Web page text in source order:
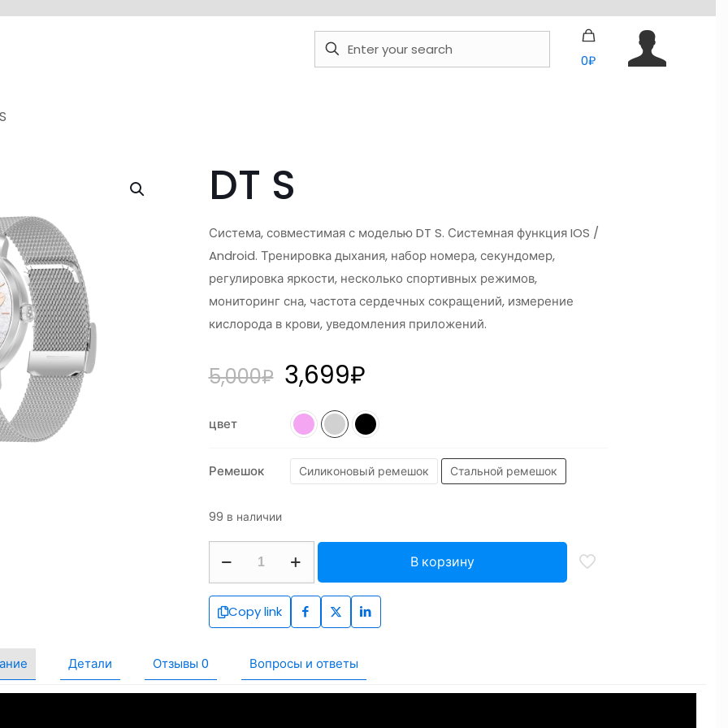
0₽
DT S
Система, совместимая с моделью DT S. Системная функция IOS /
Android. Тренировка дыхания, набор номера, секундомер,
регулировка яркости, несколько спортивных режимов,
мониторинг сна, частота сердечных сокращений, измерение
кислорода в крови, уведомления приложений.
5,000₽ 3,699₽
цвет
Ремешок Силиконовый ремешок Стальной ремешок
99 в наличии
В корзину
Copy link
Детали Отзывы 0 Вопросы и ответы